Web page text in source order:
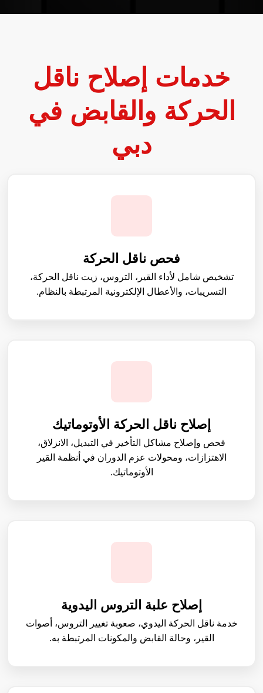
خدمات إصلاح ناقل
الحركة والقابض في
دبي
فحص ناقل الحركة
تشخيص شامل لأداء القير، التروس، زيت ناقل الحركة،
التسريبات، والأعطال الإلكترونية المرتبطة بالنظام.
إصلاح ناقل الحركة الأوتوماتيك
فحص وإصلاح مشاكل التأخير في التبديل، الانزلاق،
الاهتزازات، ومحولات عزم الدوران في أنظمة القير
الأوتوماتيك.
إصلاح علبة التروس اليدوية
خدمة ناقل الحركة اليدوي، صعوبة تغيير التروس، أصوات
القير، وحالة القابض والمكونات المرتبطة به.